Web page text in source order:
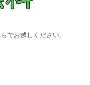
でお越しください。